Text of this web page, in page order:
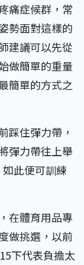
痛症候群，常
勢面對這樣的
建議可以先從
做簡單的重量
簡單的方式之
踩住彈力帶，
彈力帶往上舉
此便可訓練
在體育用品專
做挑選，以前
下代表負擔太